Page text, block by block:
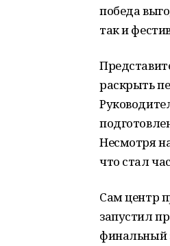
победа
так и
раскрыть
Несмотря
что стал
Сам центр
запустил
финальный